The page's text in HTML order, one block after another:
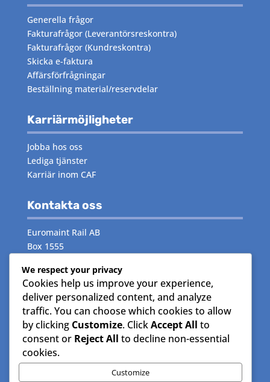
Generella frågor
Fakturafrågor(Leverantörsreskontra)
Fakturafrågor(Kundreskontra)
Skicka e-faktura
Affärsförfrågningar
Beställning material/reservdelar
Karriärmöjligheter
Jobba hos oss
Lediga tjänster
Karriär inom CAF
Kontakta oss
Euromaint Rail AB
Box 1555
Växeln:måndag–fredag 08.00–16.00
Telefon: 08- 515 15 000
Följ oss
Facebook
We respect your privacy
Cookies help us improve your experience,
deliver personalized content, and analyze
traffic. You can choose which cookies to allow
by clicking Customize. ClickAccept All to
consent or Reject All to decline non-essential
cookies.
Customize